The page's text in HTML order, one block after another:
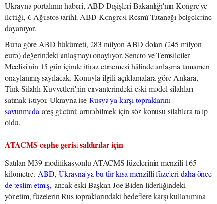
Ukrayna portalının haberi, ABD Dışişleri Bakanlığı'nın Kongre'ye
ilettiği, 6 Ağustos tarihli ABD Kongresi Resmî Tutanağı belgelerine
dayanıyor.
Buna göre ABD hükümeti, 283 milyon ABD doları (245 milyon
euro) değerindeki anlaşmayı onaylıyor. Senato ve Temsilciler
Meclisi'nin 15 gün içinde itiraz etmemesi hâlinde anlaşma tamamen
onaylanmış sayılacak. Konuyla ilgili açıklamalara göre Ankara,
Türk Silahlı Kuvvetleri'nin envanterindeki eski model silahları
satmak istiyor. Ukrayna ise Rusya'ya karşı topraklarını
savunmada ateş gücünü artırabilmek için söz konusu silahlara talip
oldu.
ATACMS cephe gerisi saldırılar için
Satılan M39 modifikasyonlu ATACMS füzelerinin menzili 165
kilometre. ABD, Ukrayna'ya bu tür kısa menzilli füzeleri daha önce
de teslim etmiş, ancak eski Başkan Joe Biden liderliğindeki
yönetim, füzelerin Rus topraklarındaki hedeflere karşı kullanımına